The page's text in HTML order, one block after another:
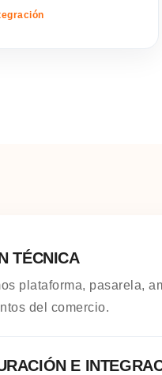
TÉCNICA
plataforma, pasarela,
del comercio.
E